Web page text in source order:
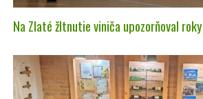
Na Zlaté žltnutie viniča upozorňoval roky